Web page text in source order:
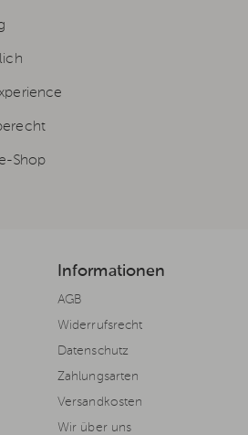
Shop
Informationen
AGB
Widerrufsrecht
Datenschutz
Zahlungsarten
Versandkosten
Wir über uns